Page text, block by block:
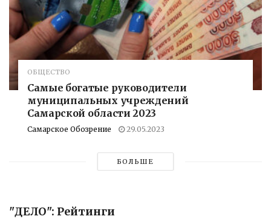
ОБЩЕСТВО
Самые богатые руководители
муниципальных учреждений
Самарской области 2023
Самарское Обозрение 29.05.2023
БОЛЬШЕ
"ДЕЛО": Рейтинги